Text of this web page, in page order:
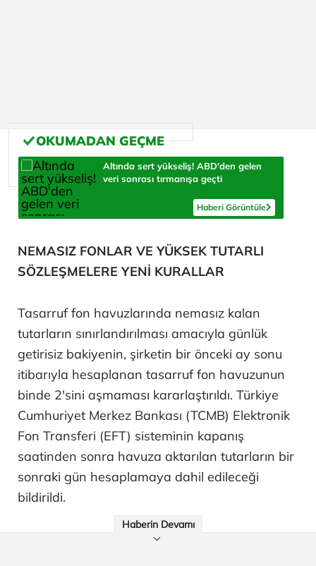
Altında sert yükseliş! ABD'den gelen
veri sonrası tırmanışa geçti
Haberi Görüntüle
NEMASIZ FONLAR VE YÜKSEK TUTARLI
SÖZLEŞMELERE YENİ KURALLAR
Tasarruf fon havuzlarında nemasız kalan
tutarların sınırlandırılması amacıyla günlük
getirisiz bakiyenin, şirketin bir önceki ay sonu
itibarıyla hesaplanan tasarruf fon havuzunun
binde 2'sini aşmaması kararlaştırıldı. Türkiye
Cumhuriyet Merkez Bankası (TCMB) Elektronik
Fon Transferi (EFT) sisteminin kapanış
saatinden sonra havuza aktarılan tutarların bir
sonraki gün hesaplamaya dahil edileceği
bildirildi.
Haberin Devamı